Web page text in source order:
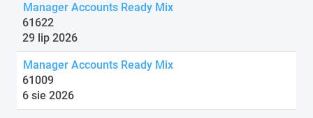
Manager Accounts Ready Mix
61622
29 lip 2026
Manager Accounts Ready Mix
61009
6 sie 2026